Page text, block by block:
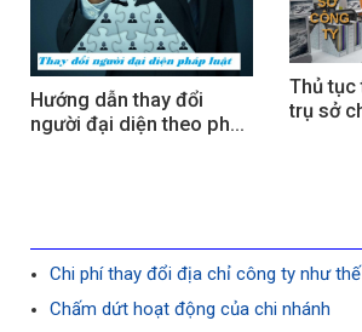
Hướng dẫn thay đổi
người đại diện theo pháp
Thủ tục
trụ sở
Chi phí thay đổi địa chỉ công ty như
Chấm dứt hoạt động của chi nhánh